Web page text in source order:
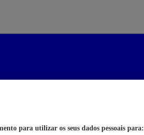
para utilizar os seus dados pessoais para: